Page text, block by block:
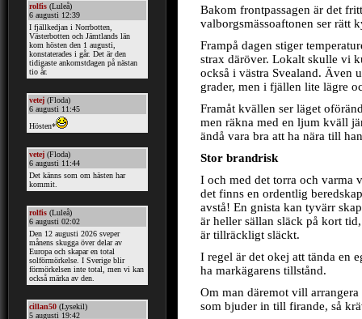
Bakom frontpassagen är det
valborgsmässoaftonen ser rätt
Frampå dagen stiger
strax däröver. Lokalt skulle vi
också i västra Svealand. Även
grader, men i fjällen lite lägre
Framåt kvällen ser läget
men räkna med en ljum kväll
ändå vara bra att ha nära till
Stor brandrisk
I och med det torra och varma
det finns en ordentlig
avstå! En gnista kan tyvärr
är heller sällan släck på kort
är tillräckligt släckt.
I regel är det okej att tända en
ha markägarens tillstånd.
Om man däremot vill
som bjuder in till firande, så